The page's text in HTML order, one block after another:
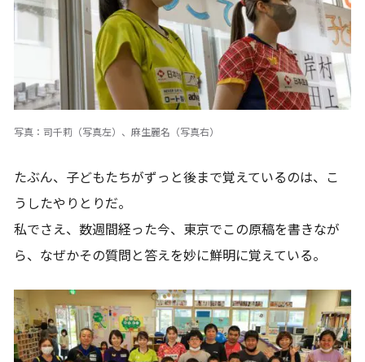
写真：司千莉（写真左）、麻生麗名（写真右）
たぶん、子どもたちがずっと後まで覚えているのは、こ
うしたやりとりだ。
私でさえ、数週間経った今、東京でこの原稿を書きなが
ら、なぜかその質問と答えを妙に鮮明に覚えている。